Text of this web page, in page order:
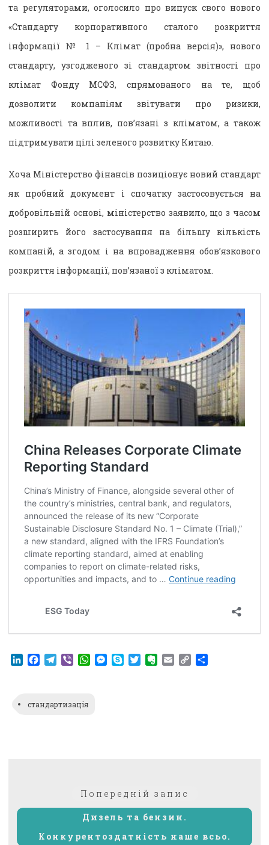
та регуляторами, оголосило про випуск свого нового
«Стандарту корпоративного сталого розкриття
інформації № 1 – Клімат (пробна версія)», нового
стандарту, узгодженого зі стандартом звітності про
клімат Фонду МСФЗ, спрямованого на те, щоб
дозволити компаніям звітувати про ризики,
можливості та вплив, пов’язані з кліматом, а також
підтримувати цілі зеленого розвитку Китаю.
Хоча Міністерство фінансів позиціонує новий стандарт
як пробний документ і спочатку застосовується на
добровільній основі, міністерство заявило, що з часом
розширить його застосування на більшу кількість
компаній, а згодом і на впровадження обов’язкового
розкриття інформації, пов’язаної з кліматом.
LinkedIn
Facebook
Telegram
ViberWhatsApp
Messenger
SkypeTwitterEvernote
EmailCopy
стандартизація
Попередній запис
Дизель та бензин.
Конкурентоздатність наше всьо.